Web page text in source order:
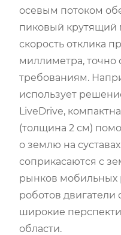
осевым потоком
пиковый крутящий
скорость отклика
миллиметра, точно
требованиям.
использует
LiveDrive,
(толщина 2 см)
о землю на
соприкасаются с
рынков мобильных
роботов
широкие
области.